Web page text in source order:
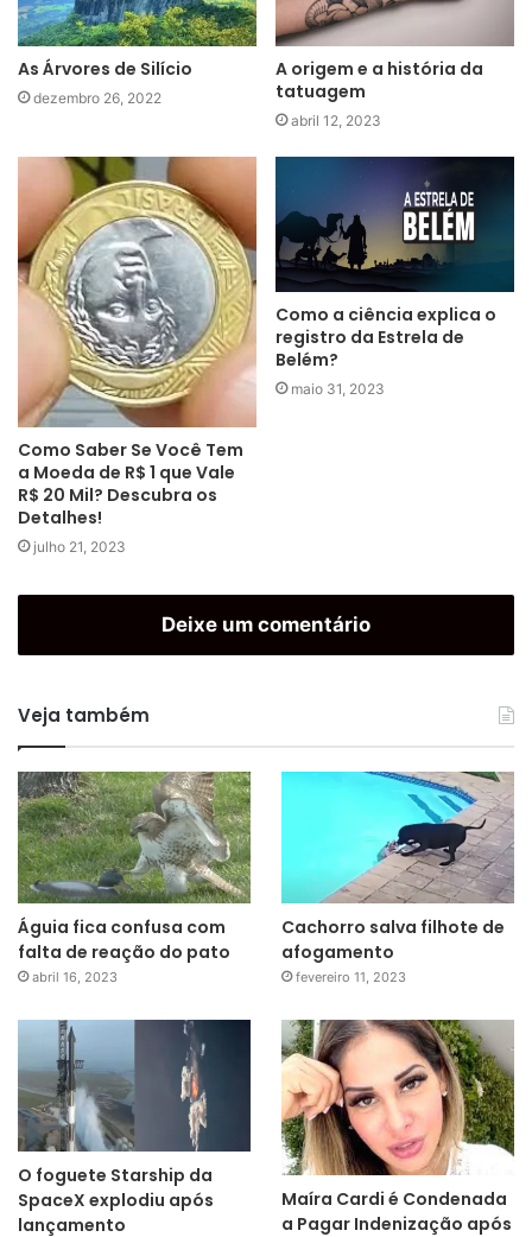
As Árvores de Silício
dezembro 26, 2022
A origem e a história da
tatuagem
abril 12, 2023
Como Saber Se Você Tem
a Moeda de R$ 1 que Vale
R$ 20 Mil? Descubra os
Detalhes!
julho 21, 2023
Como a ciência explica o
registro da Estrela de
Belém?
maio 31, 2023
Deixe um comentário
Veja também
Águia fica confusa com
falta de reação do pato
abril 16, 2023
Cachorro salva filhote de
afogamento
fevereiro 11, 2023
O foguete Starship da
SpaceX explodiu após
lançamento
Maíra Cardi é Condenada
a Pagar Indenização após